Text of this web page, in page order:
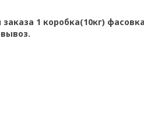
1 коробка(10кг)